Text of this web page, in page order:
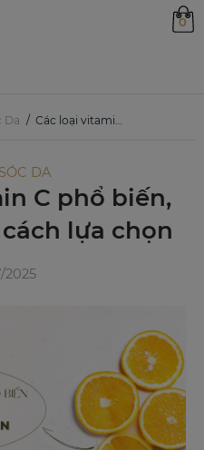
0
chủ
Da Các loại vitamin C phổ biến, công dụng và cách lựa chọn
DA
C phổ biến,
lựa chọn
2025